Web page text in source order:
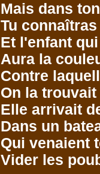
Mais dans
Tu
Et l'enfant
Aura la
Contre
On la
Elle arrivait
Dans un
Qui venaient
Vider les